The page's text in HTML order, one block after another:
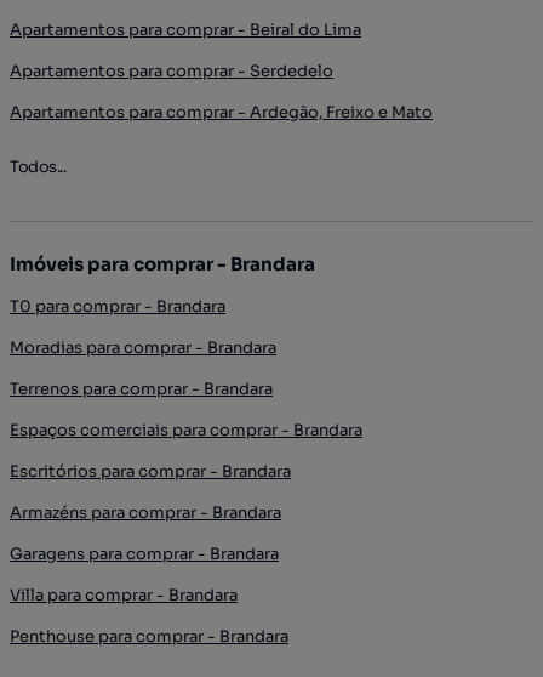
Apartamentos para comprar - Beiral do Lima
Apartamentos para comprar - Serdedelo
Apartamentos para comprar - Ardegão, Freixo e Mato
Todos...
Imóveis para comprar - Brandara
T0 para comprar - Brandara
Moradias para comprar - Brandara
Terrenos para comprar - Brandara
Espaços comerciais para comprar - Brandara
Escritórios para comprar - Brandara
Armazéns para comprar - Brandara
Garagens para comprar - Brandara
Villa para comprar - Brandara
Penthouse para comprar - Brandara